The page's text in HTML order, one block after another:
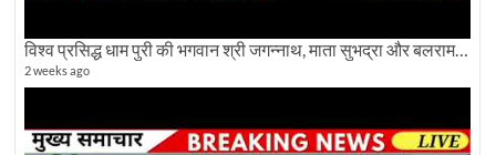
विश्व प्रसिद्ध धाम पुरी की भगवान श्री जगन्नाथ, माता सुभद्रा और बलराम जी की भव्य शोभा यात्रा देखिए
2 weeks ago